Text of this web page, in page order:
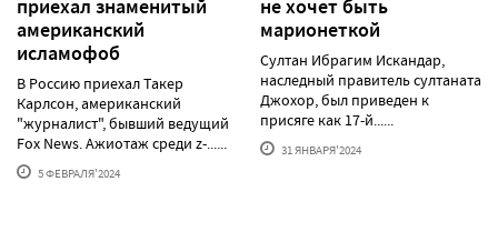
приехал знаменитый
американский
исламофоб
В Россию приехал Такер
Карлсон, американский
"журналист", бывший ведущий
Fox News. Ажиотаж среди z-......
5 ФЕВРАЛЯ'2024
не хочет быть
марионеткой
Султан Ибрагим Искандар,
наследный правитель султаната
Джохор, был приведен к
присяге как 17-й......
31 ЯНВАРЯ'2024